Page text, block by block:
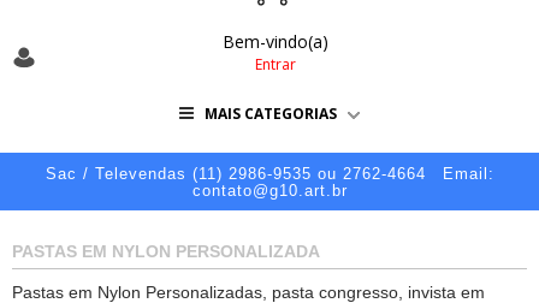
Bem-vindo(a)
Entrar
MAIS CATEGORIAS
Sac / Televendas (11) 2986-9535 ou 2762-4664
Email:
contato@g10.art.br
PASTAS EM NYLON PERSONALIZADA
Pastas em Nylon Personalizadas, pasta congresso, invista em